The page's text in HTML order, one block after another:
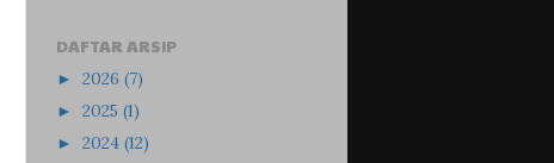
DAFTAR ARSIP
► 2026 (7)
► 2025 (1)
► 2024 (12)